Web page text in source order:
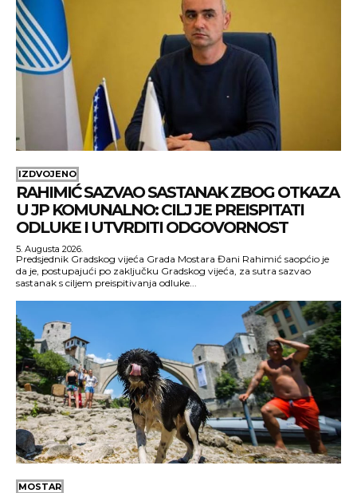
IZDVOJENO
RAHIMIĆ SAZVAO SASTANAK ZBOG OTKAZA
U JP KOMUNALNO: CILJ JE PREISPITATI
ODLUKE I UTVRDITI ODGOVORNOST
5. Augusta 2026.
Predsjednik Gradskog vijeća Grada Mostara Đani Rahimić saopćio je
da je, postupajući po zaključku Gradskog vijeća, za sutra sazvao
sastanak s ciljem preispitivanja odluke...
MOSTAR